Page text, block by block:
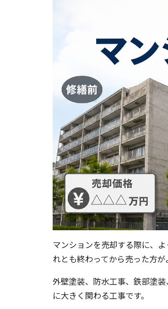
マンションを売却する際に、
れとも終わってから売った方が
外壁塗装、防水工事、鉄部塗
に大きく関わる工事です。